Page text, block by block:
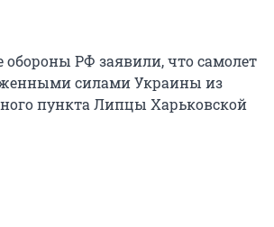
обороны РФ заявили, что самолет
силами Украины из
пункта Липцы Харьковской